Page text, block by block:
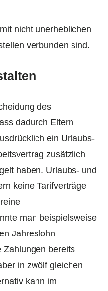
nicht unerheblichen
verbunden sind.
des
dadurch Eltern
ein Urlaubs-
zusätzlich
haben. Urlaubs- und
keine Tarifverträge
man beispielsweise
Jahreslohn
Zahlungen bereits
in zwölf gleichen
kann im